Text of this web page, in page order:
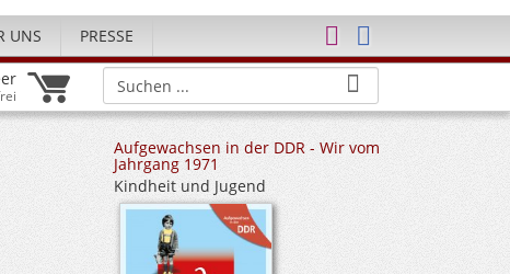
UNS PRESSE
Aufgewachsen in der DDR - Wir vom
Jahrgang 1971
Kindheit und Jugend